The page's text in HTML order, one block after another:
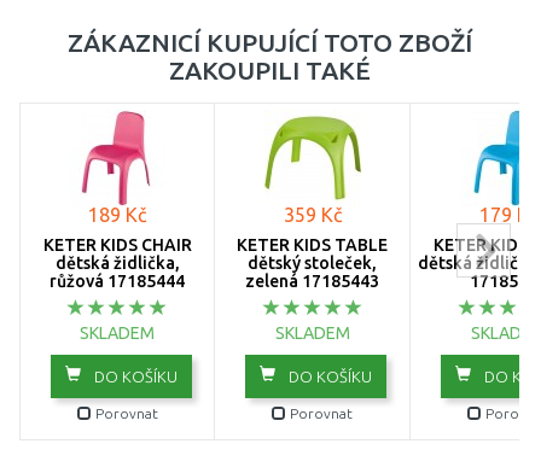
ZÁKAZNICÍ KUPUJÍCÍ TOTO ZBOŽÍ
ZAKOUPILI TAKÉ
189 Kč
KETER KIDS CHAIR
dětská židlička,
růžová 17185444
SKLADEM
DO KOŠÍKU
Porovnat
359 Kč
KETER KIDS TABLE
dětský stoleček,
zelená 17185443
SKLADEM
DO KOŠÍKU
Porovnat
179 Kč
KETER KIDS
dětská
DO